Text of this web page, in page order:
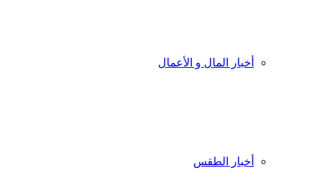
أخبار المال و الأعمال
أخبار الطقس